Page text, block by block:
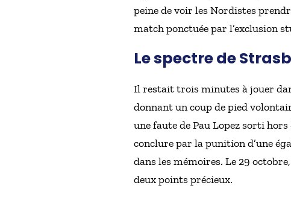
peine de voir les Nordistes
match ponctuée par l’exclusion
Le spectre de
Il restait trois minutes à jouer
donnant un coup de pied
une faute de Pau Lopez sorti
conclure par la punition d’une
dans les mémoires. Le 29
deux points précieux.